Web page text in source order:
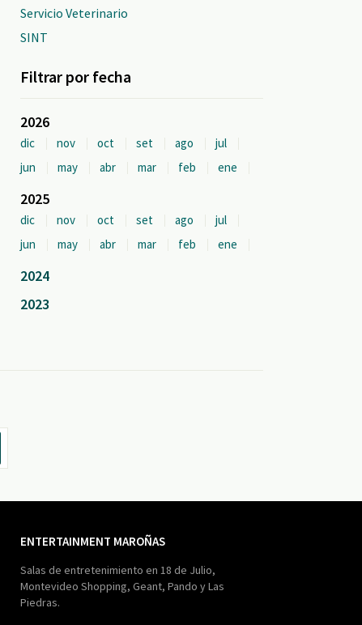
Servicio Veterinario
SINT
Filtrar por fecha
2026
dic nov oct set ago
jul
jun
may abr mar feb ene
2025
dic nov oct set ago
jul
jun
may abr mar feb ene
2024
2023
ENTERTAINMENT MAROÑAS
Salas de entretenimiento en 18 de Julio,
Montevideo Shopping, Geant, Pando y Las
Piedras.